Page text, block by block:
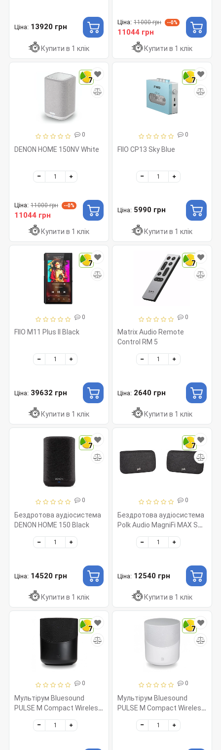
Ціна: 13920 грн
Купити в 1 клік
Ціна: 11000 грн --0%
11044 грн
Купити в 1 клік
7
0
DENON HOME 150NV White
Ціна: 11000 грн --0%
11044 грн
Купити в 1 клік
7
0
FIIO CP13 Sky Blue
Ціна: 5990 грн
Купити в 1 клік
7
0
FIIO M11 Plus II Black
Ціна: 39632 грн
Купити в 1 клік
7
0
Matrix Audio Remote
Control RM 5
Ціна: 2640 грн
Купити в 1 клік
7
0
Бездротова аудіосистема
DENON HOME 150 Black
Ціна: 14520 грн
Купити в 1 клік
7
0
Бездротова аудіосистема
Polk Audio MagniFi MAX SR
2 Surrounds
Ціна: 12540 грн
Купити в 1 клік
7
0
Мультірум Bluesound
PULSE M Compact Wireless
Streaming Speaker Black
7
0
Мультірум Bluesound
PULSE M Compact Wireless
Streaming Speaker White